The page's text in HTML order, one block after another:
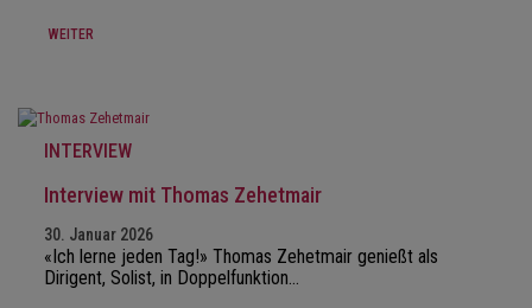
WEITER
INTERVIEW
Interview mit Thomas Zehetmair
30. Januar 2026
«Ich lerne jeden Tag!» Thomas Zehetmair genießt als
Dirigent, Solist, in Doppelfunktion…